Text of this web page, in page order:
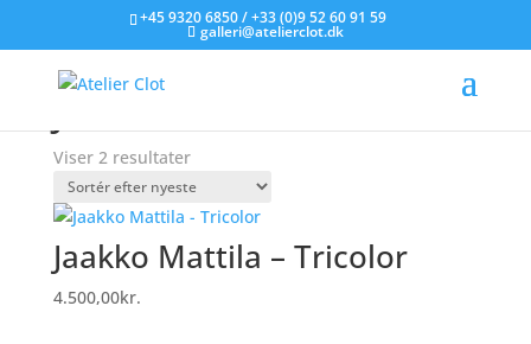
+45 9320 6850 / +33 (0)9 52 60 91 59
galleri@atelierclot.dk
Forside/Litografier til salg
Viser 2 resultaterSorteret
efter
seneste
Jaakko Mattila – Tricolor
4.500,00kr.